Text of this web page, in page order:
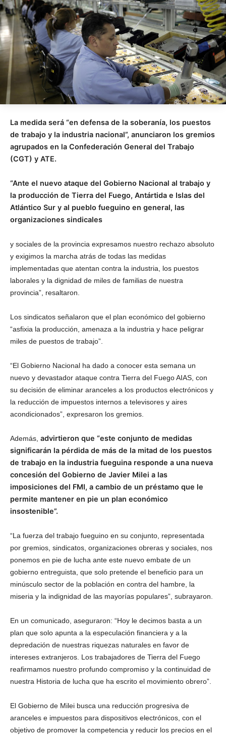
La medida será “en defensa de la soberanía, los puestos
de trabajo y la industria nacional”, anunciaron los gremios
agrupados en la Confederación General del Trabajo
(CGT) y ATE.
“Ante el nuevo ataque del Gobierno Nacional al trabajo y
la producción de Tierra del Fuego, Antártida e Islas del
Atlántico Sur y al pueblo fueguino en general, las
organizaciones sindicales
y sociales de la provincia expresamos nuestro rechazo absoluto
y exigimos la marcha atrás de todas las medidas
implementadas que atentan contra la industria, los puestos
laborales y la dignidad de miles de familias de nuestra
provincia”, resaltaron.
Los sindicatos señalaron que el plan económico del gobierno
“asfixia la producción, amenaza a la industria y hace peligrar
miles de puestos de trabajo”.
“El Gobierno Nacional ha dado a conocer esta semana un
nuevo y devastador ataque contra Tierra del Fuego AIAS, con
su decisión de eliminar aranceles a los productos electrónicos y
la reducción de impuestos internos a televisores y aires
acondicionados”, expresaron los gremios.
Además, advirtieron que “este conjunto de medidas
significarán la pérdida de más de la mitad de los puestos
de trabajo en la industria fueguina responde a una nueva
concesión del Gobierno de Javier Milei a las
imposiciones del FMI, a cambio de un préstamo que le
permite mantener en pie un plan económico
insostenible”.
“La fuerza del trabajo fueguino en su conjunto, representada
por gremios, sindicatos, organizaciones obreras y sociales, nos
ponemos en pie de lucha ante este nuevo embate de un
gobierno entreguista, que solo pretende el beneficio para un
minúsculo sector de la población en contra del hambre, la
miseria y la indignidad de las mayorías populares”, subrayaron.
En un comunicado, aseguraron: “Hoy le decimos basta a un
plan que solo apunta a la especulación financiera y a la
depredación de nuestras riquezas naturales en favor de
intereses extranjeros. Los trabajadores de Tierra del Fuego
reafirmamos nuestro profundo compromiso y la continuidad de
nuestra Historia de lucha que ha escrito el movimiento obrero”.
El Gobierno de Milei busca una reducción progresiva de
aranceles e impuestos para dispositivos electrónicos, con el
objetivo de promover la competencia y reducir los precios en el